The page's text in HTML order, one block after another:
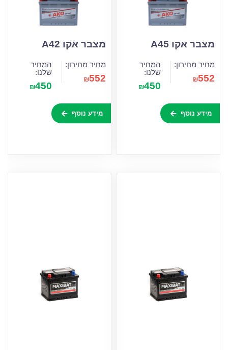
מצבר אקו A45
מחיר מחירון:
₪552
המחיר
שלנו:
₪450
מידע נוסף
מצבר אקו A42
מחיר מחירון:
₪552
המחיר
שלנו:
₪450
מידע נוסף